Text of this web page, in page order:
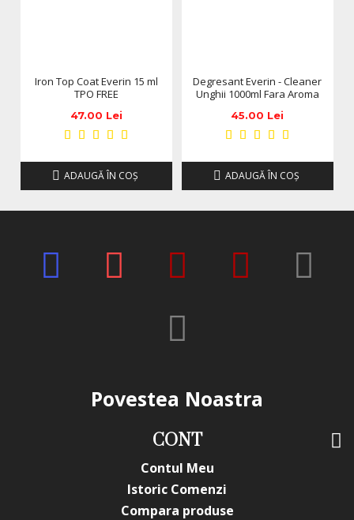
Iron Top Coat Everin 15 ml
TPO FREE
47.00 Lei
ADAUGĂ ÎN COŞ
Degresant Everin - Cleaner
Unghii 1000ml Fara Aroma
45.00 Lei
ADAUGĂ ÎN COŞ
Povestea Noastra
CONT
Contul Meu
Istoric Comenzi
Compara produse